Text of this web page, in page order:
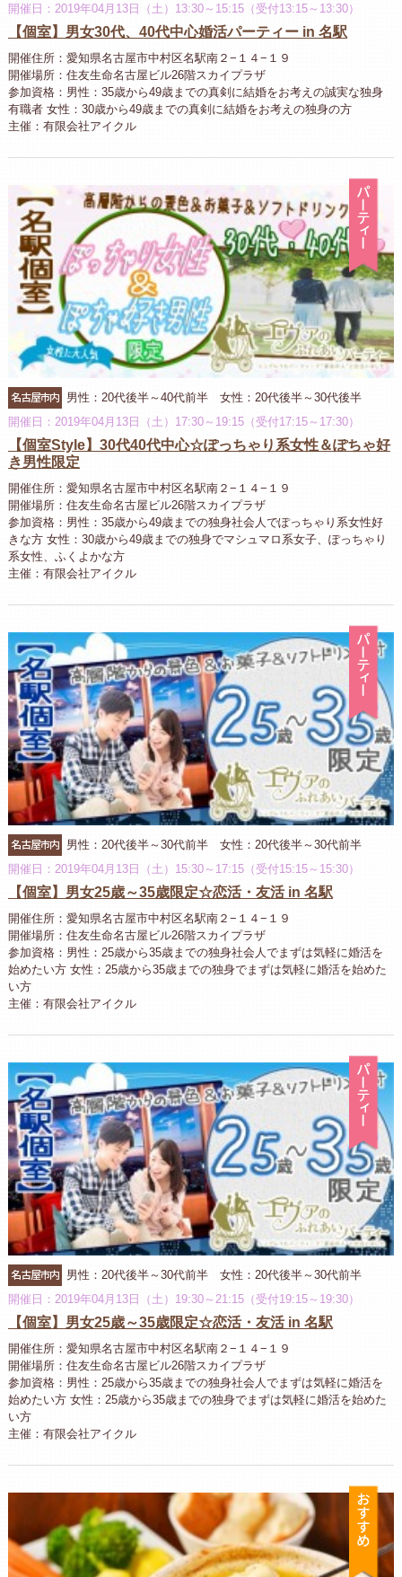
開催日：2019年04月13日（土）13:30～15:15（受付13:15～13:30）
【個室】男女30代、40代中心婚活パーティー in 名駅
開催住所：愛知県名古屋市中村区名駅南２−１４−１９
開催場所：住友生命名古屋ビル26階スカイプラザ
参加資格：男性：35歳から49歳までの真剣に結婚をお考えの誠実な独身
有職者 女性：30歳から49歳までの真剣に結婚をお考えの独身の方
主催：有限会社アイクル
名古屋市内
男性：20代後半～40代前半 女性：20代後半～30代後半
開催日：2019年04月13日（土）17:30～19:15（受付17:15～17:30）
【個室Style】30代40代中心☆ぽっちゃり系女性＆ぽちゃ好
き男性限定
開催住所：愛知県名古屋市中村区名駅南２−１４−１９
開催場所：住友生命名古屋ビル26階スカイプラザ
参加資格：男性：35歳から49歳までの独身社会人でぽっちゃり系女性好
きな方 女性：30歳から49歳までの独身でマシュマロ系女子、ぽっちゃり
系女性、ふくよかな方
主催：有限会社アイクル
パ
名古屋市内
男性：20代後半～30代前半 女性：20代後半～30代前半
開催日：2019年04月13日（土）15:30～17:15（受付15:15～15:30）
【個室】男女25歳～35歳限定☆恋活・友活 in 名駅
開催住所：愛知県名古屋市中村区名駅南２−１４−１９
開催場所：住友生命名古屋ビル26階スカイプラザ
参加資格：男性：25歳から35歳までの独身社会人でまずは気軽に婚活を
始めたい方 女性：25歳から35歳までの独身でまずは気軽に婚活を始めた
い方
主催：有限会社アイクル
パ
名古屋市内
男性：20代後半～30代前半 女性：20代後半～30代前半
開催日：2019年04月13日（土）19:30～21:15（受付19:15～19:30）
【個室】男女25歳～35歳限定☆恋活・友活 in 名駅
開催住所：愛知県名古屋市中村区名駅南２−１４−１９
開催場所：住友生命名古屋ビル26階スカイプラザ
参加資格：男性：25歳から35歳までの独身社会人でまずは気軽に婚活を
始めたい方 女性：25歳から35歳までの独身でまずは気軽に婚活を始めた
い方
主催：有限会社アイクル
お